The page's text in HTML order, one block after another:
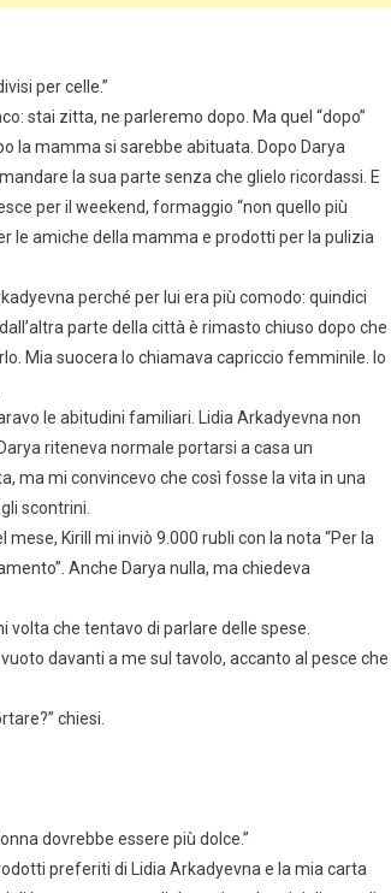
per celle.”
stai zitta, ne parleremo dopo. Ma quel “dopo”
la mamma si sarebbe abituata. Dopo Darya
la sua parte senza che glielo ricordassi. E
per il weekend, formaggio “non quello più
le amiche della mamma e prodotti per la pulizia
perché per lui era più comodo: quindici
parte della città è rimasto chiuso dopo che
Mia suocera lo chiamava capriccio femminile. Io
le abitudini familiari. Lidia Arkadyevna non
riteneva normale portarsi a casa un
ma mi convincevo che così fosse la vita in una
scontrini.
Kirill mi inviò 9.000 rubli con la nota “Per la
Anche Darya nulla, ma chiedeva
volta che tentavo di parlare delle spese.
davanti a me sul tavolo, accanto al pesce che
chiesi.
dovrebbe essere più dolce.”
preferiti di Lidia Arkadyevna e la mia carta